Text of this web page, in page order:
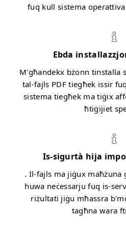
fuq kull sistema
Ebda
M'għandekx bżonn tinstalla
tal-fajls PDF tiegħek issir
sistema tiegħek ma tiġix
ħtiġijiet
Is-sigurtà hija
. Il-fajls ma jiġux maħżuna
huwa neċessarju fuq is-
riżultati jiġu mħassra
tagħna wara